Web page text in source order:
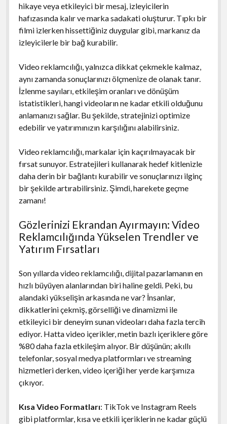
hikaye veya etkileyici bir mesaj, izleyicilerin
hafızasında kalır ve marka sadakati oluşturur. Tıpkı bir
filmi izlerken hissettiğiniz duygular gibi, markanız da
izleyicilerle bir bağ kurabilir.
Video reklamcılığı, yalnızca dikkat çekmekle kalmaz,
aynı zamanda sonuçlarınızı ölçmenize de olanak tanır.
İzlenme sayıları, etkileşim oranları ve dönüşüm
istatistikleri, hangi videoların ne kadar etkili olduğunu
anlamanızı sağlar. Bu şekilde, stratejinizi optimize
edebilir ve yatırımınızın karşılığını alabilirsiniz.
Video reklamcılığı, markalar için kaçırılmayacak bir
fırsat sunuyor. Estratejileri kullanarak hedef kitlenizle
daha derin bir bağlantı kurabilir ve sonuçlarınızı ilginç
bir şekilde artırabilirsiniz. Şimdi, harekete geçme
zamanı!
Gözlerinizi Ekrandan Ayırmayın: Video
Reklamcılığında Yükselen Trendler ve
Yatırım Fırsatları
Son yıllarda video reklamcılığı, dijital pazarlamanın en
hızlı büyüyen alanlarından biri haline geldi. Peki, bu
alandaki yükselişin arkasında ne var? İnsanlar,
dikkatlerini çekmiş, görselliği ve dinamizmi ile
etkileyici bir deneyim sunan videoları daha fazla tercih
ediyor. Hatta video içerikler, metin bazlı içeriklere göre
%80 daha fazla etkileşim alıyor. Bir düşünün; akıllı
telefonlar, sosyal medya platformları ve streaming
hizmetleri derken, video içeriği her yerde karşımıza
çıkıyor.
Kısa Video Formatları: TikTok ve Instagram Reels
gibi platformlar, kısa ve etkili içeriklerin ne kadar güçlü